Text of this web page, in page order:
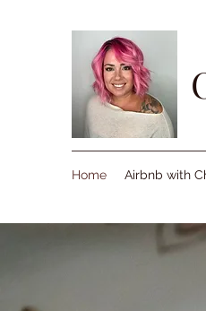
Home Airbnb with